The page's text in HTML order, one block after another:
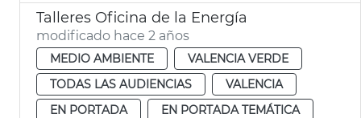
Talleres Oficina de la Energía
modificado hace 2 años
MEDIO AMBIENTE
VALENCIA VERDE
TODAS LAS AUDIENCIAS
VALENCIA
EN PORTADA
EN PORTADA TEMÁTICA